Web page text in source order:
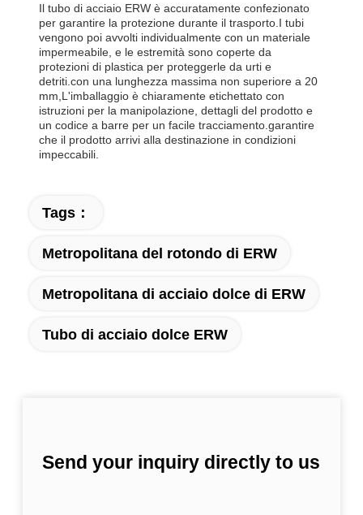
Il tubo di acciaio ERW è accuratamente confezionato
per garantire la protezione durante il trasporto.I tubi
vengono poi avvolti individualmente con un materiale
impermeabile, e le estremità sono coperte da
protezioni di plastica per proteggerle da urti e
detriti.con una lunghezza massima non superiore a 20
mm,L'imballaggio è chiaramente etichettato con
istruzioni per la manipolazione, dettagli del prodotto e
un codice a barre per un facile tracciamento.garantire
che il prodotto arrivi alla destinazione in condizioni
impeccabili.
Tags：
Metropolitana del rotondo di ERW
Metropolitana di acciaio dolce di ERW
Tubo di acciaio dolce ERW
Send your inquiry directly to us